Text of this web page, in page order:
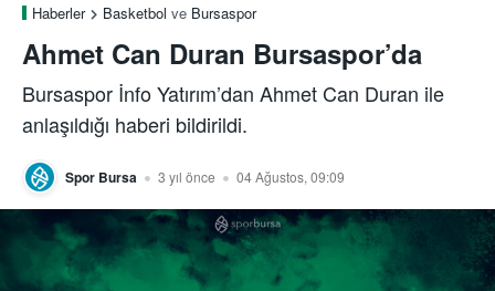
Haberler Basketbol ve Bursaspor
Ahmet Can Duran Bursaspor’da
Bursaspor İnfo Yatırım’dan Ahmet Can Duran ile
anlaşıldığı haberi bildirildi.
Spor Bursa 3 yıl önce 04 Ağustos, 09:09